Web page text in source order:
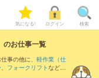
気になる! ログイン 検索
のお仕事一覧
事の他に、 軽作業（仕
、 フォークリフトなどを